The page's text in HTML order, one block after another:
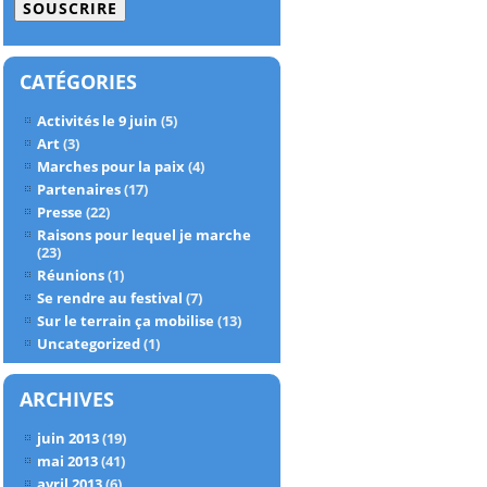
CATÉGORIES
Activités le 9 juin (5)
Art(3)
Marches pour la paix(4)
Partenaires(17)
Presse (22)
Raisons pour lequel je marche
(23)
Réunions(1)
Se rendre au festival (7)
Sur le terrain ça mobilise (13)
Uncategorized(1)
ARCHIVES
juin 2013(19)
mai 2013(41)